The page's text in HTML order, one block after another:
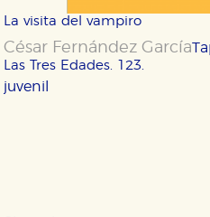
La visita del vampiro
César Fernández García
Las Tres Edades. 123.
juvenil